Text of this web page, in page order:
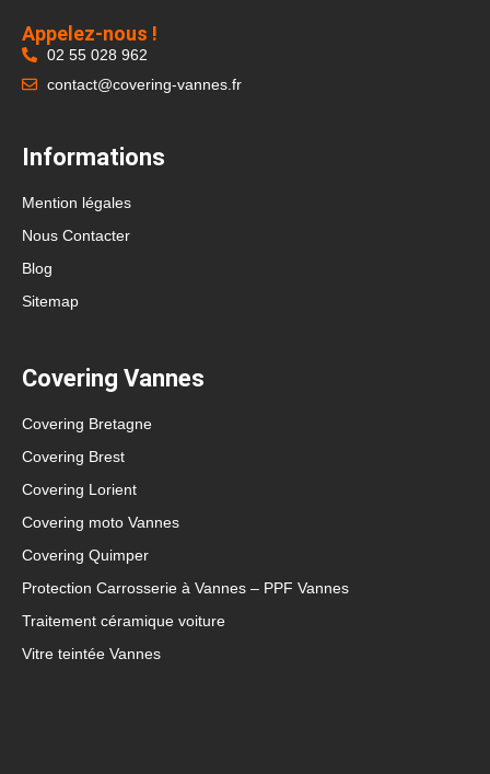
Appelez-nous !
02 55 028 962
contact@covering-vannes.fr
Informations
Mention légales
Nous Contacter
Blog
Sitemap
Covering Vannes
Covering Bretagne
Covering Brest
Covering Lorient
Covering moto Vannes
Covering Quimper
Protection Carrosserie à Vannes – PPF Vannes
Traitement céramique voiture
Vitre teintée Vannes